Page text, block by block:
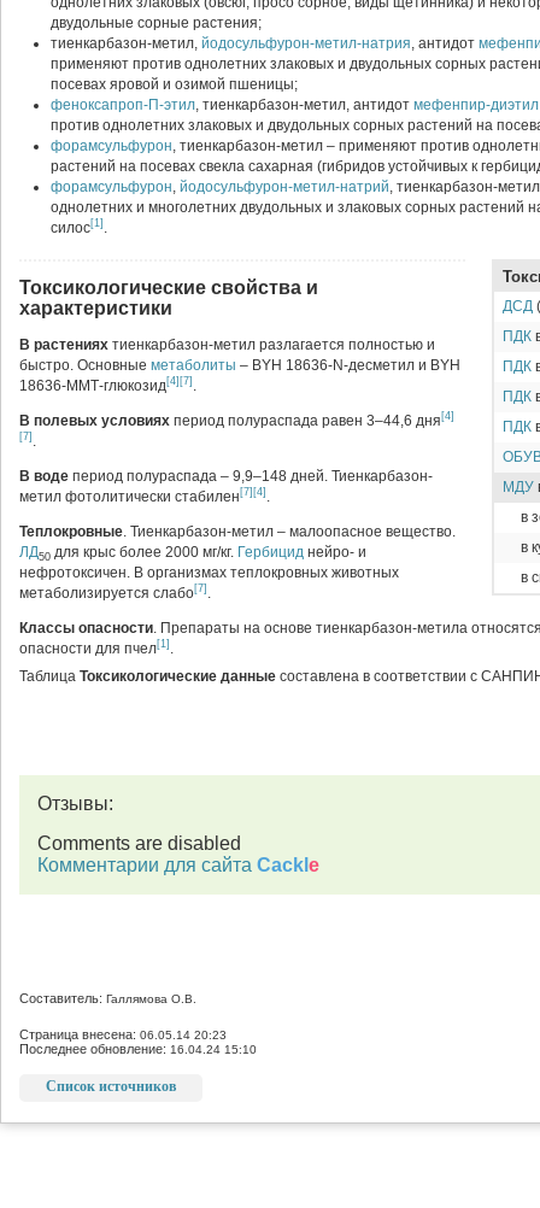
двудольные сорные растения;
тиенкарбазон-метил, йодосульфурон-метил-натрия, антидот
применяют против однолетних злаковых и двудольных сорных
посевах яровой и озимой пшеницы;
феноксапроп-П-этил, тиенкарбазон-метил, антидот мефенпир-диэтил
против однолетних злаковых и двудольных сорных растений на
форамсульфурон, тиенкарбазон-метил – применяют против
растений на посевах свекла сахарная (гибридов устойчивых к
форамсульфурон, йодосульфурон-метил-натрий, тиенкарбазон-
однолетних и многолетних двудольных и злаковых сорных растений
силос[1] .
ДСД
ПДК
ПДК
ПДК
ПДК
МДУ
в
в
в
Токсикологические свойства и
характеристики
В растениях тиенкарбазон-метил разлагается полностью и
быстро. Основные метаболиты – BYH 18636-N-десметил и BYH
18636-ММТ-глюкозид[4] [7] .
В полевых условиях период полураспада равен 3–44,6 дня [4]
[7] .
В воде период полураспада – 9,9–148 дней. Тиенкарбазон-
метил фотолитически стабилен [7] [4] .
Теплокровные. Тиенкарбазон-метил – малоопасное вещество.
ЛД50 для крыс более 2000 мг/кг. Гербицид нейро- и
нефротоксичен. В организмах теплокровных животных
метаболизируется слабо[7] .
Классы опасности. Препараты на основе тиенкарбазон-метила
опасности для пчел[1] .
Таблица Токсикологические данные составлена в соответствии с
Отзывы:
Comments are disabled
Комментарии для сайта Cackl e
Составитель: Галлямова О.В.
Страница внесена: 06.05.14 20:23
Последнее обновление: 16.04.24 15:10
Список источников